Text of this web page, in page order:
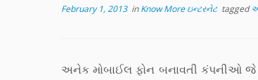
February 1, 2013inKnow More ઇન્ટરનેટ tagged
અનેક મોબાઈલ ફોન બનાવતી કંપનીઓ જે